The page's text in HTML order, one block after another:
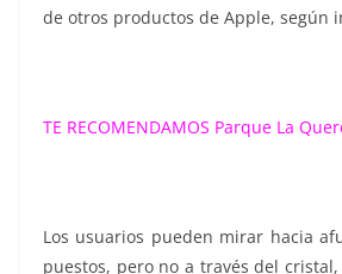
de otros productos de Apple, según
TE RECOMENDAMOS Parque La
Los usuarios pueden mirar hacia
puestos, pero no a través del